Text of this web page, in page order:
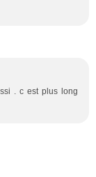
. c est plus long